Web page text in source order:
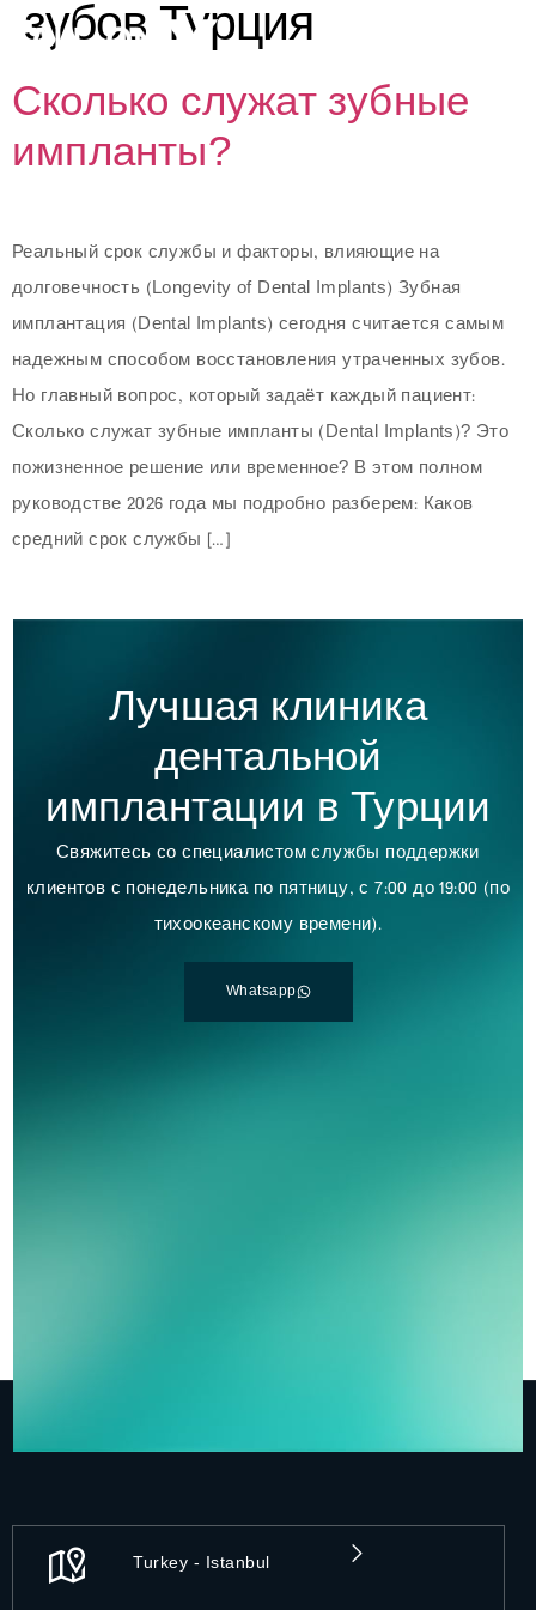
зубов Турция
Сколько служат зубные
импланты?
Реальный срок службы и факторы, влияющие на
долговечность (Longevity of Dental Implants) Зубная
имплантация (Dental Implants) сегодня считается самым
надежным способом восстановления утраченных зубов.
Но главный вопрос, который задаёт каждый пациент:
Сколько служат зубные импланты (Dental Implants)? Это
пожизненное решение или временное? В этом полном
руководстве 2026 года мы подробно разберем: Каков
средний срок службы […]
Лучшая клиника
дентальной
имплантации в Турции
Свяжитесь со специалистом службы поддержки
клиентов с понедельника по пятницу, с 7:00 до 19:00 (по
тихоокеанскому времени).
Whatsapp
Turkey - Istanbul